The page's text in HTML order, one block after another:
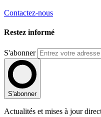
Contactez-nous
Restez informé
S'abonner
S'abonner
Actualités et mises à jour